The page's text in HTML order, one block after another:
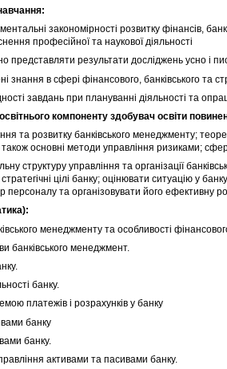
закономірності розвитку фінансів,
професійної та наукової діяльності
представляти результати досліджень усно і
знання в сфері фінансового, банківського
завдань при плануванні діяльності та
компоненту здобувач освіти
та розвитку банківського менеджменту;
також основні методи управління ризиками;
структуру управління та організації
цілі банку; оцінювати ситуацію у
персоналу та організовувати його ефективну
менеджменту та особливості
банківського менеджмент.
банку.
платежів і розрахунків у банку
банку
банку.
активами та пасивами банку.